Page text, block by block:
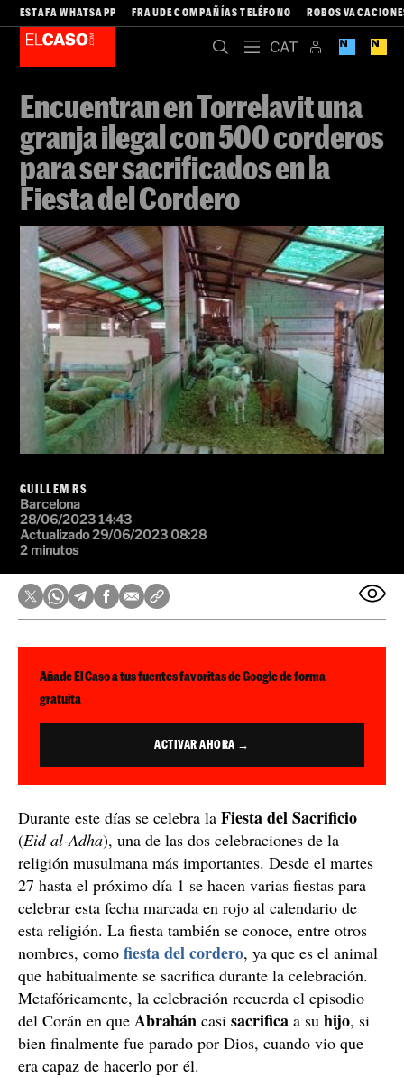
ESTAFA WHATSAPP FRAUDE COMPAÑÍAS TELÉFONO ROBOS
Encuentran en Torrelavit una
granja ilegal con 500 corderos
para ser sacrificados en la
Fiesta del Cordero
GUILLEM RS
Barcelona
28/06/2023 14:43
Actualizado 29/06/2023 08:28
2 minutos
Añade El Caso a tus fuentes favoritas de Google de forma
gratuita
ACTIVAR AHORA →
Durante este días se celebra la Fiesta del Sacrificio
(Eid al-Adha), una de las dos celebraciones de la
religión musulmana más importantes. Desde el martes
27 hasta el próximo día 1 se hacen varias fiestas para
celebrar esta fecha marcada en rojo al calendario de
esta religión. La fiesta también se conoce, entre otros
nombres, como fiesta del cordero, ya que es el animal
que habitualmente se sacrifica durante la celebración.
Metafóricamente, la celebración recuerda el episodio
del Corán en que Abrahán casi sacrifica a su hijo, si
bien finalmente fue parado por Dios, cuando vio que
era capaz de hacerlo por él.